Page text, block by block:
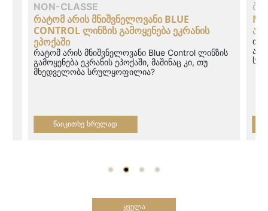
NON-CLASSE
ᲠᲐᲢᲝᲛ ᲐᲠᲘᲡ ᲛᲜᲘᲨᲕᲜᲔᲚᲝᲕᲐᲜᲘ BLUE
CONTROL ᲚᲘᲜᲖᲘᲡ ᲒᲐᲛᲝᲧᲔᲜᲔᲑᲐ ᲔᲙᲠᲐᲜᲘᲡ
ᲔᲞᲝᲥᲐᲨᲘ
რატომ არის მნიშვნელოვანი Blue Control ლინზის
გამოყენება ეკრანის ეპოქაში, მაშინაც კი, თუ
მხედველობა სრულყოფილია?
ᲬᲐᲘᲙᲘᲗᲮᲔ ᲡᲠᲣᲚᲐᲓ
თუ
ᲧᲕᲔᲚᲐ